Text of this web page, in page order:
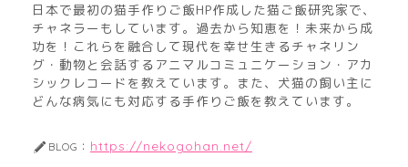
日本で最初の猫手作りご飯HP作成した猫ご飯研究家で、
チャネラーもしています。過去から知恵を！未来から成
功を！これらを融合して現代を幸せ生きるチャネリン
グ・動物と会話するアニマルコミュニケーション・アカ
シックレコードを教えています。また、犬猫の飼い主に
どんな病気にも対応する手作りご飯を教えています。
BLOG： https://nekogohan.net/